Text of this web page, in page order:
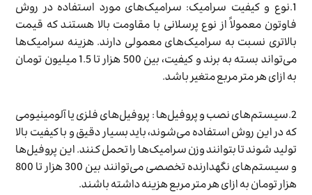
1.نوع و کیفیت سرامیک: سرامیک‌های مورد استفاده در روش
فاوتون معمولاً از نوع پرسلانی با مقاومت بالا هستند که قیمت
بالاتری نسبت به سرامیک‌های معمولی دارند. هزینه سرامیک‌ها
می‌تواند بسته به برند و کیفیت، بین 500 هزار تا 1.5 میلیون تومان
به ازای هر متر مربع متغیر باشد.
2.سیستم‌های نصب و پروفیل‌ها : پروفیل‌های فلزی یا آلومینیومی
که در این روش استفاده می‌شوند، باید بسیار دقیق و با کیفیت بالا
تولید شوند تا بتوانند وزن سرامیک‌ها را تحمل کنند. این پروفیل‌ها
و سیستم‌های نگهدارنده تخصصی می‌توانند بین 300 هزار تا 800
هزار تومان به ازای هر متر مربع هزینه داشته باشند.